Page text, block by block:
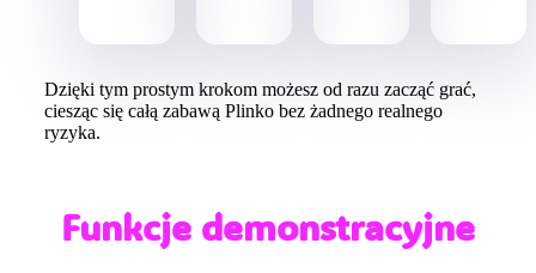
Dzięki tym prostym krokom możesz od razu zacząć grać,
ciesząc się całą zabawą Plinko bez żadnego realnego
ryzyka.
Funkcje demonstracyjne